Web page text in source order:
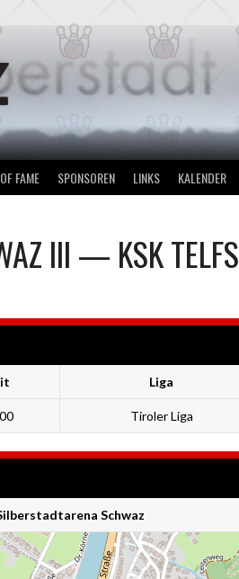
FAME SPONSOREN LINKS KALENDER
III — KSK TELFS
Liga
Tiroler Liga
Schwaz